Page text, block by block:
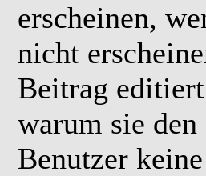
erscheinen,
nicht
Beitrag
warum sie
Benutzer